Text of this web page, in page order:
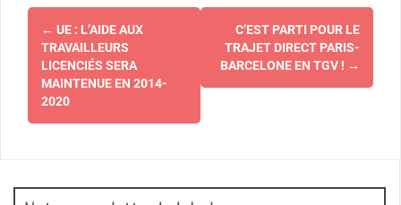
Navigation
d'article
← UE : L’AIDE AUX
TRAVAILLEURS
LICENCIÉS SERA
MAINTENUE EN 2014-
2020
C’EST PARTI POUR LE
TRAJET DIRECT PARIS-
BARCELONE EN TGV ! →